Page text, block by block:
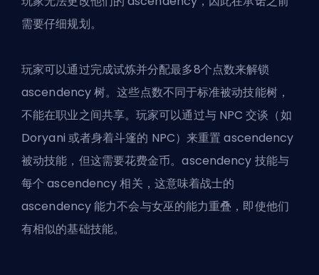
需要仔细规划。
玩家可以通过完成试炼并分配最多8个点数来解锁
ascendency 树。这些点数不同于标准被动技能树，
不能在职业之间共享。玩家可以通过与 NPC 交谈（如
Doryani 或者身着斗篷的 NPC）来重置 ascendency
被动技能，但这需要花费金币。ascendency 技能与
每个 ascendency 相关，这意味着战士的
ascendency 能力不会与女巫的能力重叠，即使他们
有相似的基础技能。